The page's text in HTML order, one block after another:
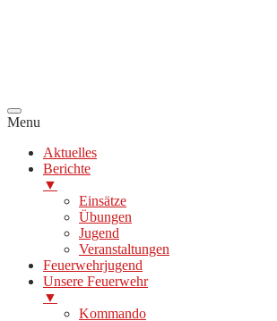
Menu
Aktuelles
Berichte
▼
Einsätze
Übungen
Jugend
Veranstaltungen
Feuerwehrjugend
Unsere Feuerwehr
▼
Kommando